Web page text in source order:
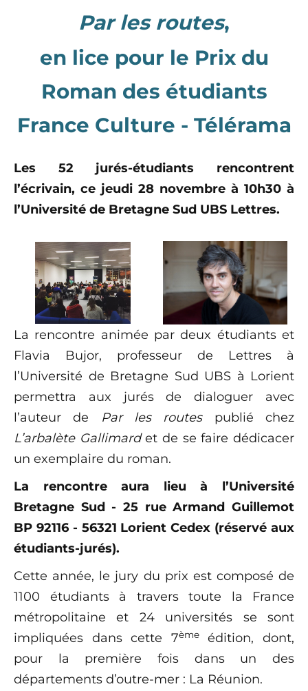
Par les routes,
en lice pour le Prix du
Roman des étudiants
France Culture - Télérama
Les 52 jurés-étudiants rencontrent
l’écrivain, ce jeudi 28 novembre à 10h30 à
l’Université de Bretagne Sud UBS Lettres.
La rencontre animée par deux étudiants et
Flavia Bujor, professeur de Lettres à
l’Université de Bretagne Sud UBS à Lorient
permettra aux jurés de dialoguer avec
l’auteur de
Par les routes publié chez
L’arbalète Gallimardet de se faire dédicacer
un exemplaire du roman.
La rencontre aura lieu à l’Université
Bretagne Sud - 25 rue Armand Guillemot
BP 92116 - 56321 Lorient Cedex (réservé aux
étudiants-jurés).
Cette année, le jury du prix est composé de
1100 étudiants à travers toute la France
métropolitaine et 24 universités se sont
impliquées dans cette 7èmeédition, dont,
pour la première fois dans un des
départements d’outre-mer : La Réunion.